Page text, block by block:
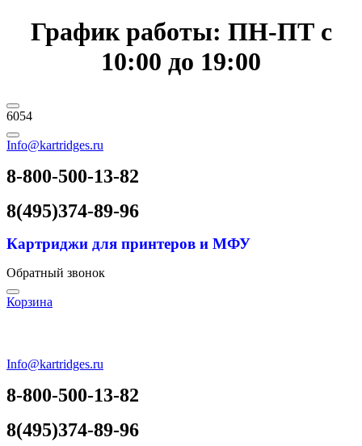
График работы: ПН-ПТ с
10:00 до 19:00
6054
Info@kartridges.ru
8-800-500-13-82
8(495)374-89-96
Картриджи для принтеров и МФУ
Обратный звонок
Корзина
Info@kartridges.ru
8-800-500-13-82
8(495)374-89-96